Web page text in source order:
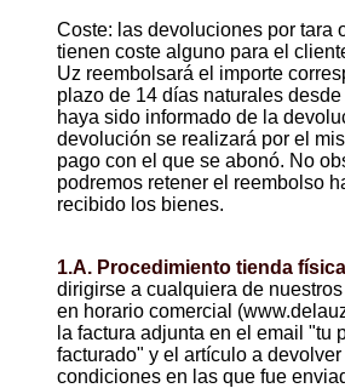
Coste: las devoluciones por tara
tienen coste alguno para el
Uz reembolsará el importe
plazo de 14 días naturales
haya sido informado de la
devolución se realizará por el
pago con el que se abonó. No
podremos retener el reembolso
recibido los bienes.
1.A. Procedimiento tienda
dirigirse a cualquiera de
en horario comercial
la factura adjunta en el email "tu
facturado" y el artículo a
condiciones en las que fue